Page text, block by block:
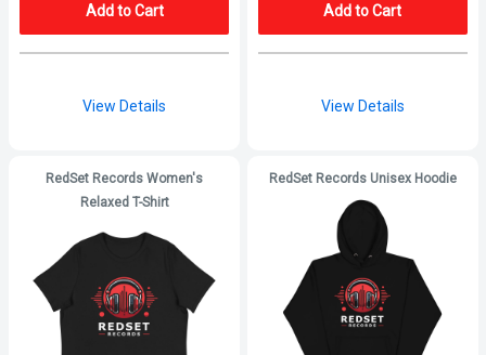
Add to Cart
View Details
Add to Cart
View Details
RedSet Records Women's
Relaxed T-Shirt
RedSet Records Unisex Hoodie